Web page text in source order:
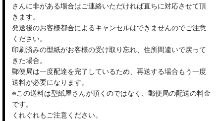
さんに非がある場合はご連絡いただければ直ちに対応させて頂
きます。
発送後のお客様都合によるキャンセルはできませんのでご注意
ください。
印刷済みの型紙がお客様の受け取り忘れ、住所間違いで戻って
きた場合。
郵便局は一度配達を完了しているため、再送する場合もう一度
送料が必要になります。
※この送料は型紙屋さんが頂くのではなく、郵便局の配送の料金
です。
くれぐれもご注意ください。